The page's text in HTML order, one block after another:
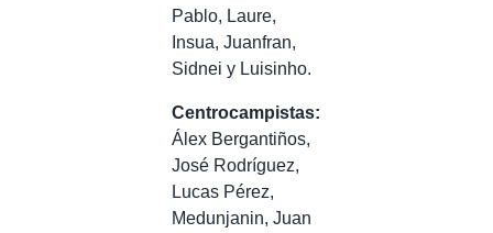
Pablo, Laure,
Insua, Juanfran,
Sidnei y Luisinho.
Centrocampistas:
Álex Bergantiños,
José Rodríguez,
Lucas Pérez,
Medunjanin, Juan